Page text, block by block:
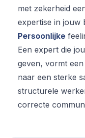
met zekerheid
expertise in jouw
Persoonlijke
Een expert die
geven, vormt
naar een sterke
structurele
correcte